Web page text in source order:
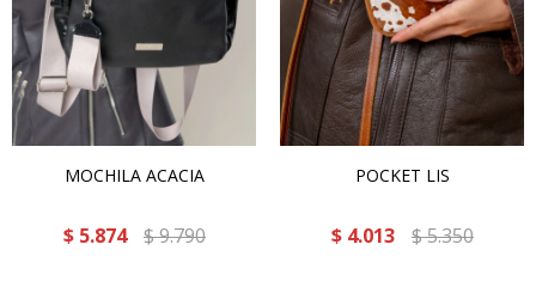
MOCHILA ACACIA
$ 5.874 $9.790
POCKET LIS
$ 4.013 $5.350